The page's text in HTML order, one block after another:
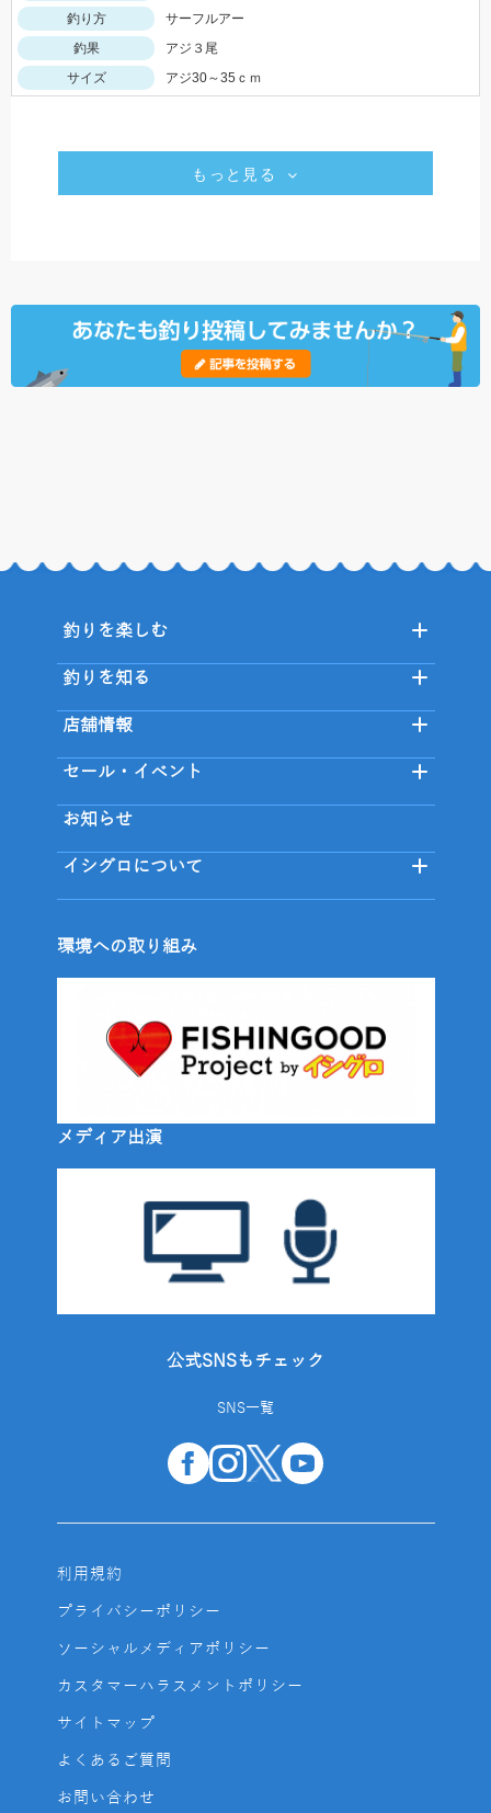
釣り方
サーフルアー
釣果
アジ３尾
サイズ
アジ30～35ｃｍ
もっと見る
釣りを楽しむ
釣りを知る
店舗情報
セール・イベント
お知らせ
イシグロについて
環境への取り組み
メディア出演
公式SNSもチェック
SNS一覧
利用規約
プライバシーポリシー
ソーシャルメディアポリシー
カスタマーハラスメントポリシー
サイトマップ
よくあるご質問
お問い合わせ